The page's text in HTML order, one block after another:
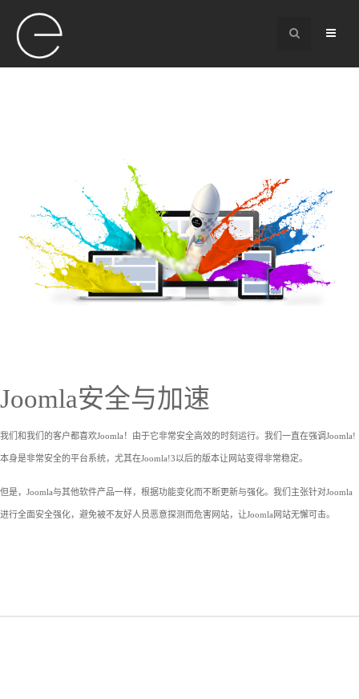
Joomla安全与加速
我们和我们的客户都喜欢Joomla！由于它非常安全高效的时刻运行。我们一直在强调Joomla!
本身是非常安全的平台系统，尤其在Joomla!3以后的版本让网站变得非常稳定。
但是，Joomla与其他软件产品一样，根据功能变化而不断更新与强化。我们主张针对Joomla
进行全面安全强化，避免被不友好人员恶意探测而危害网站，让Joomla网站无懈可击。